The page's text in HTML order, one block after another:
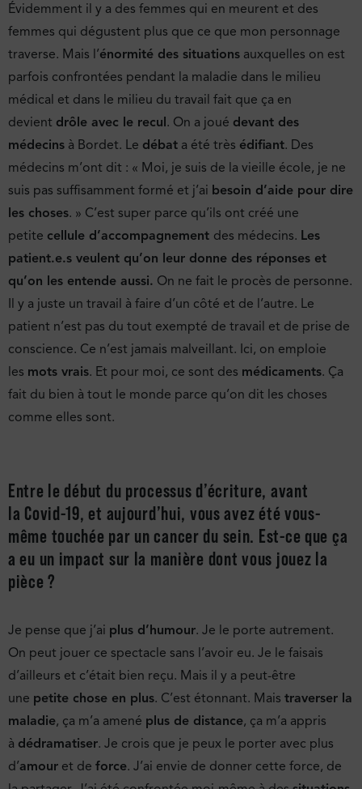
Évidemment il y a des femmes qui en meurent et des
femmes qui dégustent plus que ce que mon personnage
traverse. Mais l’énormité des situations auxquelles on est
parfois confrontées pendant la maladie dans le milieu
médical et dans le milieu du travail fait que ça en
devient drôle avec le recul. On a joué devant des
médecins à Bordet. Le débat a été très édifiant. Des
médecins m’ont dit : « Moi, je suis de la vieille école, je ne
suis pas suffisamment formé et j’ai besoin d’aide pour dire
les choses. » C’est super parce qu’ils ont créé une
petite cellule d’accompagnement des médecins. Les
patient.e.s veulent qu’on leur donne des réponses et
qu’on les entende aussi. On ne fait le procès de personne.
Il y a juste un travail à faire d’un côté et de l’autre. Le
patient n’est pas du tout exempté de travail et de prise de
conscience. Ce n’est jamais malveillant. Ici, on emploie
les mots vrais. Et pour moi, ce sont des médicaments. Ça
fait du bien à tout le monde parce qu’on dit les choses
comme elles sont.
Entre le début du processus d’écriture, avant
la Covid-19, et aujourd’hui, vous avez été vous-
même touchée par un cancer du sein. Est-ce que ça
a eu un impact sur la manière dont vous jouez la
pièce ?
Je pense que j’ai plus d’humour. Je le porte autrement.
On peut jouer ce spectacle sans l’avoir eu. Je le faisais
d’ailleurs et c’était bien reçu. Mais il y a peut-être
une petite chose en plus. C’est étonnant. Mais traverser la
maladie, ça m’a amené plus de distance, ça m’a appris
à dédramatiser. Je crois que je peux le porter avec plus
d’amour et de force. J’ai envie de donner cette force, de